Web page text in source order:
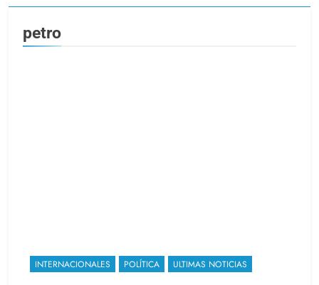
petro
INTERNACIONALES POLÍTICA ULTIMAS NOTICIAS